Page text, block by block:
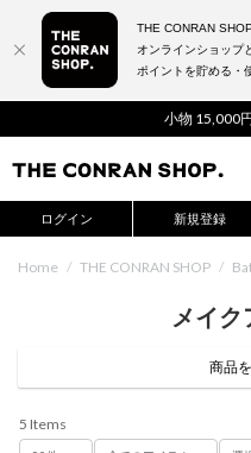
小物 15,000
ログイン 新規登録
Home / THE CONRAN SHOP /
メイ
商品
5 Items
THE CONRAN
オンラインショップ
ポイントを貯める・